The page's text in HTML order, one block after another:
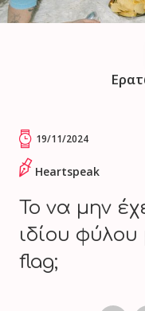
19/11/2024
Heartspeak
Το να μην
ιδίου
flag;